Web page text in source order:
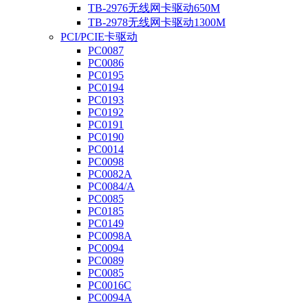
TB-2976无线网卡驱动650M
TB-2978无线网卡驱动1300M
PCI/PCIE卡驱动
PC0087
PC0086
PC0195
PC0194
PC0193
PC0192
PC0191
PC0190
PC0014
PC0098
PC0082A
PC0084/A
PC0085
PC0185
PC0149
PC0098A
PC0094
PC0089
PC0085
PC0016C
PC0094A